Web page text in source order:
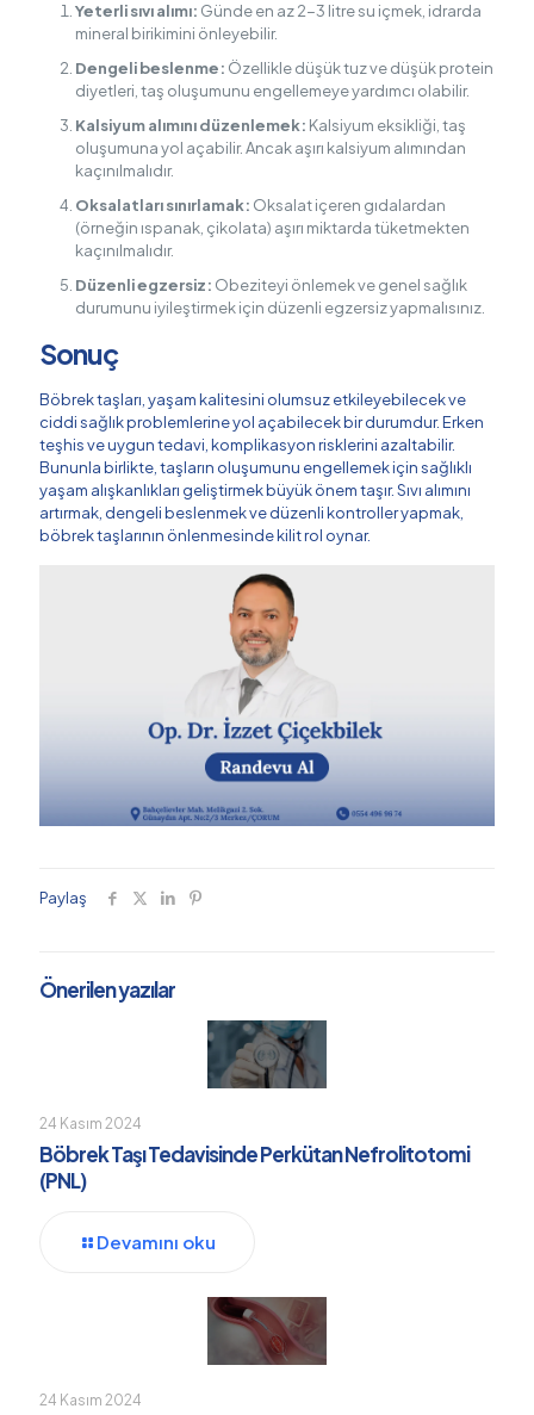
Yeterli sıvı alımı: Günde en az 2-3 litre su içmek, idrarda
mineral birikimini önleyebilir.
Dengeli beslenme: Özellikle düşük tuz ve düşük protein
diyetleri, taş oluşumunu engellemeye yardımcı olabilir.
Kalsiyum alımını düzenlemek: Kalsiyum eksikliği, taş
oluşumuna yol açabilir. Ancak aşırı kalsiyum alımından
kaçınılmalıdır.
Oksalatları sınırlamak: Oksalat içeren gıdalardan
(örneğin ıspanak, çikolata) aşırı miktarda tüketmekten
kaçınılmalıdır.
Düzenli egzersiz: Obeziteyi önlemek ve genel sağlık
durumunu iyileştirmek için düzenli egzersiz yapmalısınız.
Sonuç
Böbrek taşları, yaşam kalitesini olumsuz etkileyebilecek ve
ciddi sağlık problemlerine yol açabilecek bir durumdur. Erken
teşhis ve uygun tedavi, komplikasyon risklerini azaltabilir.
Bununla birlikte, taşların oluşumunu engellemek için sağlıklı
yaşam alışkanlıkları geliştirmek büyük önem taşır. Sıvı alımını
artırmak, dengeli beslenmek ve düzenli kontroller yapmak,
böbrek taşlarının önlenmesinde kilit rol oynar.
Paylaş
Önerilen yazılar
24 Kasım 2024
Böbrek Taşı Tedavisinde Perkütan Nefrolitotomi
(PNL)
Devamını oku
24 Kasım 2024